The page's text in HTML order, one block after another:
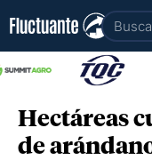
contenido
Buscar
Hectáreas
de